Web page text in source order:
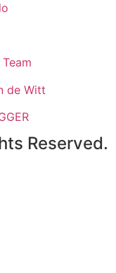
de Witt
Reserved.